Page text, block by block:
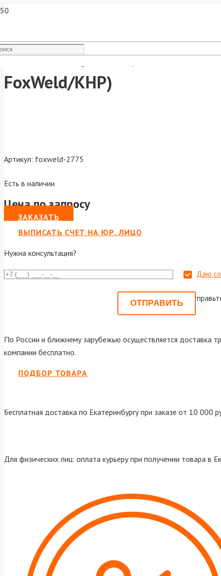
FoxWeld Цанга 3,2мм х
FoxWeld/КНР)
Артикул: foxweld-2775
Есть в наличии
Цена по запросу
ЗАКАЗАТЬ
ВЫПИСАТЬ СЧЕТ НА ЮР. ЛИЦО
Нужна консультация?
Даю
Или
По России и ближнему зарубежью осуществляется доставка
компании бесплатно.
ПОДБОР ТОВАРА
Бесплатная доставка по Екатеринбургу при заказе от 10 000
Для физических лиц: оплата курьеру при получении товара в